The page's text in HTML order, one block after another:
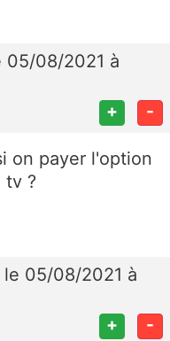
05/08/2021 à
+ -
on payer l'option
tv ?
le 05/08/2021 à
+ -